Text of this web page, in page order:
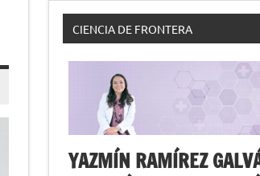
CIENCIA DE FRONTERA
YAZMÍN RAMÍREZ